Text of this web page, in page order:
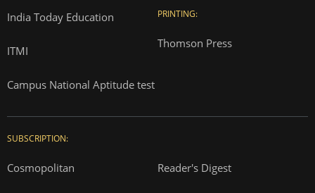
India Today Education
ITMI
Campus National Aptitude test
PRINTING:
Thomson Press
SUBSCRIPTION:
Cosmopolitan Reader's Digest